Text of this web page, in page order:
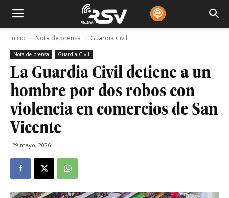
Inicio Nota de prensa Guardia Civil
Nota de prensa Guardia Civil
La Guardia Civil detiene a un
hombre por dos robos con
violencia en comercios de San
Vicente
29 mayo, 2026